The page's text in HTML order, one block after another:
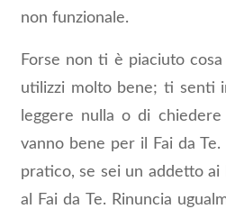
non funzionale.
Forse non ti è piaciuto
utilizzi molto bene; ti senti
leggere nulla o di
vanno bene per il Fai da
pratico, se sei un addetto
al Fai da Te. Rinuncia